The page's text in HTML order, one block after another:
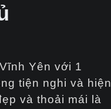
Yên với 1
tiện nghi và hiện
và thoải mái là